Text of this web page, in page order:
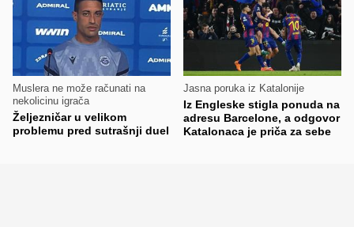
Muslera ne može računati na
nekolicinu igrača
Željezničar u velikom
problemu pred sutrašnji duel
Jasna poruka iz Katalonije
Iz Engleske stigla ponuda na
adresu Barcelone, a odgovor
Katalonaca je priča za sebe